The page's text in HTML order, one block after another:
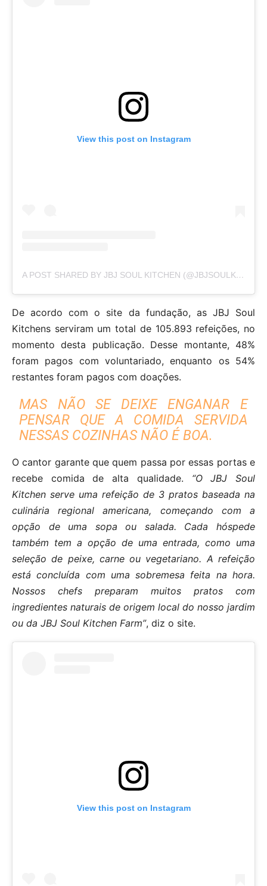
View this post on Instagram
A POST SHARED BY JBJ SOUL KITCHEN (@JBJSOULKITCHEN)
De acordo com o site da fundação, as JBJ Soul
Kitchens serviram um total de 105.893 refeições, no
momento desta publicação. Desse montante, 48%
foram pagos com voluntariado, enquanto os 54%
restantes foram pagos com doações.
MAS NÃO SE DEIXE ENGANAR E
PENSAR QUE A COMIDA SERVIDA
NESSAS COZINHAS NÃO É BOA.
O cantor garante que quem passa por essas portas e
recebe comida de alta qualidade. “O JBJ Soul
Kitchen serve uma refeição de 3 pratos baseada na
culinária regional americana, começando com a
opção de uma sopa ou salada. Cada hóspede
também tem a opção de uma entrada, como uma
seleção de peixe, carne ou vegetariano. A refeição
está concluída com uma sobremesa feita na hora.
Nossos chefs preparam muitos pratos com
ingredientes naturais de origem local do nosso jardim
ou da JBJ Soul Kitchen Farm”, diz o site.
View this post on Instagram